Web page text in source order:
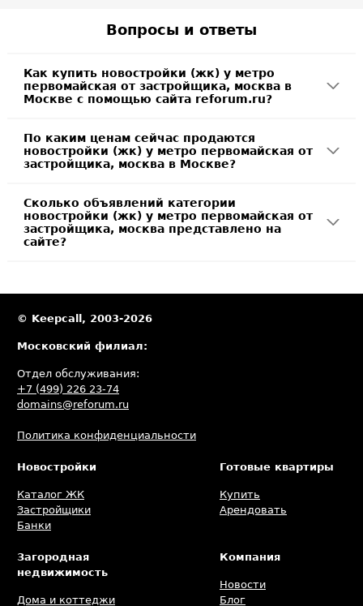
Вопросы и ответы
Как купить новостройки (жк) у метро
первомайская от застройщика, москва в
Москве с помощью сайта reforum.ru?
По каким ценам сейчас продаются
новостройки (жк) у метро первомайская от
застройщика, москва в Москве?
Сколько объявлений категории
новостройки (жк) у метро первомайская от
застройщика, москва представлено на
сайте?
© Keepcall, 2003-2026
Московский филиал:
Отдел обслуживания:
+7 (499) 226 23-74
domains@reforum.ru
Политика конфиденциальности
Новостройки
Каталог ЖК
Застройщики
Банки
Готовые квартиры
Купить
Арендовать
Загородная
недвижимость
Дома и коттеджи
Компания
Новости
Блог